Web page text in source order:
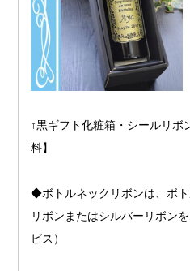
↑黒ギフト化粧箱・シールリ
料】
◆ボトルネックリボンは、ボ
リボンまたはシルバーリボン
ビス）